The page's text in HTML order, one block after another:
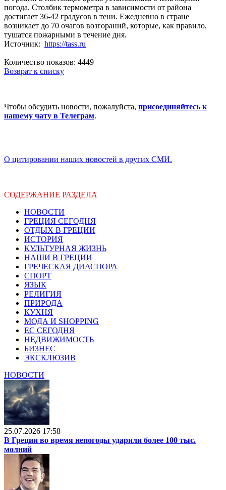
погода. Столбик термометра в зависимости от района
достигает 36-42 градусов в тени. Ежедневно в стране
возникает до 70 очагов возгораний, которые, как правило,
тушатся пожарными в течение дня.
Источник: https://tass.ru
Количество показов: 4449
Возврат к списку
Чтобы обсудить новости, пожалуйста, присоединяйтесь к
нашему чату в Телеграм.
О цитировании наших новостей в других СМИ.
СОДЕРЖАНИЕ РАЗДЕЛА
НОВОСТИ
ГРЕЦИЯ СЕГОДНЯ
ОТДЫХ В ГРЕЦИИ
ИСТОРИЯ
КУЛЬТУРНАЯ ЖИЗНЬ
НАШИ В ГРЕЦИИ
ГРЕЧЕСКАЯ ДИАСПОРА
СПОРТ
ЯЗЫК
РЕЛИГИЯ
ПРИРОДА
КУХНЯ
МОДА И SHOPPING
ЕС СЕГОДНЯ
НЕДВИЖИМОСТЬ
БИЗНЕС
ЭКСКЛЮЗИВ
НОВОСТИ
25.07.2026 17:58
В Греции во время непогоды ударили более 100 тыс.
молний